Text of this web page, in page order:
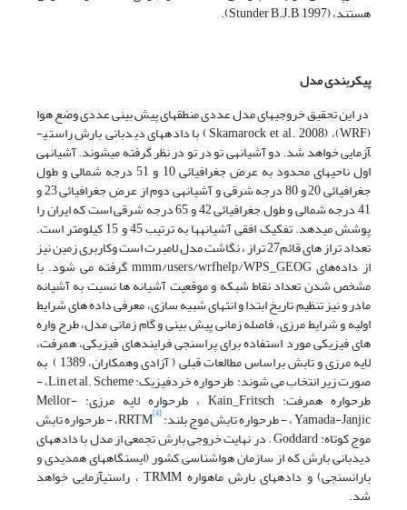
هستند، (Stunder B.J.B, 1997).
پیکربندی مدل
در این تحقیق خروجی­های مدل عددی منطقه­ای پیش بینی عددی وضع هوا
(WRF)، (Skamarock et al., 2008) با داده­های دیدبانی بارش راستی­­
آزمایی خواهد شد. دو آشیانه­ی تو در تو در نظر گرفته می­شوند. آشیانه­ی
اول ناحیه­ای محدود به عرض جغرافیائی 10 و 51 درجه شمالی و طول
جغرافیائی 20 و 80 درجه شرقی و آشیانه­ی دوم از عرض جغرافیائی 23 و
41 درجه شمالی و طول جغرافیائی 42 و 65 درجه شرقی است که ایران را
پوشش می­دهد. تفکیک افقی آشیانه­ها به ترتیب 45 و 15 کیلومتر است.
تعداد تراز های قائم27 تراز ، نگاشت مدل لامبرت است وکاربری زمین نیز
از داده‌‎های mmm/users/wrfhelp/WPS_GEOG گرفته می شود. با
مشخص شدن تعداد نقاط شبکه و موقعیت آشیانه ها نسبت به آشیانه
مادر و نیز تنظیم تاریخ ابتدا و انتهای شبیه سازی، معرفی داده های شرایط
اولیه و شرایط مرزی، فاصله زمانی پیش بینی و گام زمانی مدل، طرح واره
های فیزیکی مورد استفاده برای پراسنجی فرایندهای فیزیکی، همرفت،
لایه مرزی و تابش براساس مطالعات قبلی ( آزادی وهمکاران، 1389 ) به
صورت زیر انتخاب می شوند: طرحواره خردفیزیک: Lin et al. Scheme، -
طرحواره همرفت: Kain_Fritsch ، طرحواره لایه مرزی: Mellor-
Yamada-Janjic ، - طرحواره تابش موج بلند: RRTM [4] ، - طرحواره تابش
موج کوتاه: Goddard . در نهایت خروجی بارش تجمعی از مدل با داده­های
دیدبانی بارش که از سازمان هواشناسی کشور (ایستگاه­های همدیدی و
بارانسنجی) و داده­های بارش ماهواره TRMM ، راستی­آزمایی خواهد
شد.